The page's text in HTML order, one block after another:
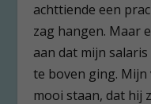
achttiende een
zag hangen. Maar
aan dat mijn
te boven ging. Mijn
mooi staan, dat hij